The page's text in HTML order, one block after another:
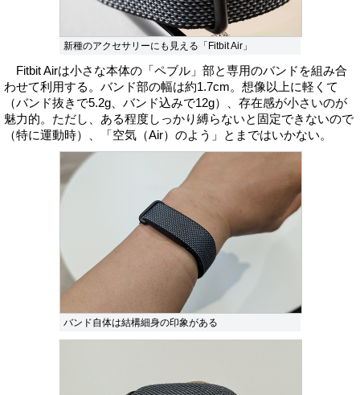
新種のアクセサリーにも見える「Fitbit Air」
Fitbit Airは小さな本体の「ペブル」部と専用のバンドを組み合
わせて利用する。バンド部の幅は約1.7cm。想像以上に軽くて
（バンド抜きで5.2g、バンド込みで12g）、存在感が小さいのが
魅力的。ただし、ある程度しっかり縛らないと固定できないので
（特に運動時）、「空気（Air）のよう」とまではいかない。
バンド自体は結構細身の印象がある